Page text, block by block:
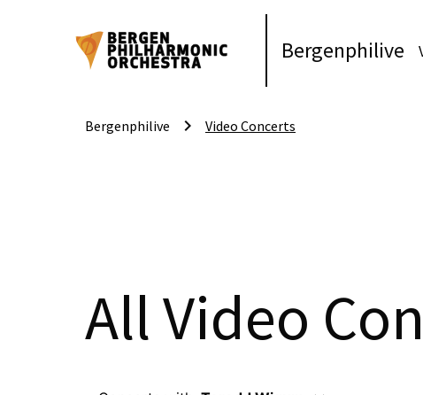
Bergenphilive
Bergenphilive keyboard_arrow_right Video Concerts
All Video